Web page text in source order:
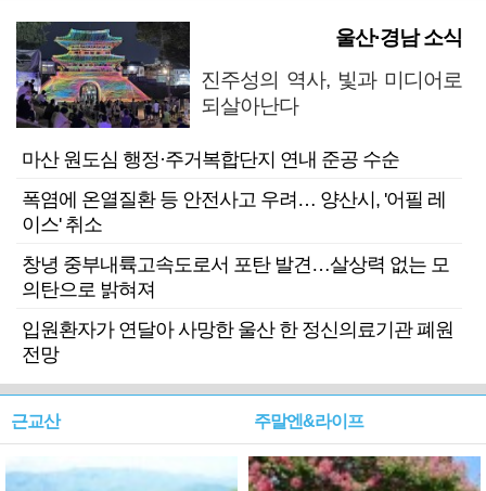
울산·경남 소식
진주성의 역사, 빛과 미디어로
되살아난다
마산 원도심 행정·주거복합단지 연내 준공 수순
폭염에 온열질환 등 안전사고 우려… 양산시, '어필 레
이스' 취소
창녕 중부내륙고속도로서 포탄 발견…살상력 없는 모
의탄으로 밝혀져
입원환자가 연달아 사망한 울산 한 정신의료기관 폐원
전망
근교산 주말엔&라이프